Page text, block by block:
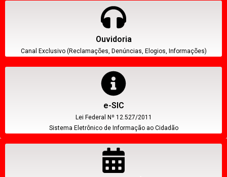
Ouvidoria
Canal Exclusivo (Reclamações, Denúncias, Elogios, Informações)
e-SIC
Lei Federal Nº 12.527/2011
Sistema Eletrônico de Informação ao Cidadão